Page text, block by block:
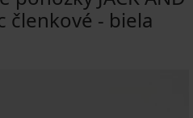
členkové - biela